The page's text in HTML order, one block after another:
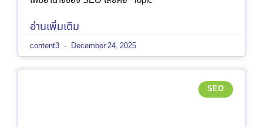
อ่านเพิ่มเติม
content3 December 24, 2025
SEO